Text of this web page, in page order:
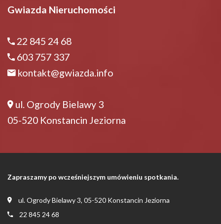
Gwiazda Nieruchomości
22 845 24 68
603 757 337
kontakt@gwiazda.info
ul. Ogrody Bielawy 3
05-520 Konstancin Jeziorna
Zapraszamy po wcześniejszym umówieniu spotkania.
ul. Ogrody Bielawy 3, 05-520 Konstancin Jeziorna
22 845 24 68